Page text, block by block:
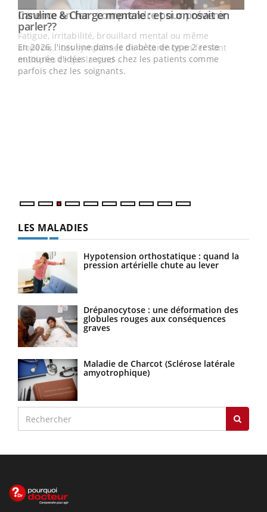
Youtube
Insuline & Charge mentale : et si on osait en
parler??Youtube
En 2026, l'insuline dans le diabète de type 2 reste
entourée d'idées reçues chez les patients comme
parfois chez les soignants.
LES MALADIES
Hypotension orthostatique : quand la
pression artérielle chute au lever
Drépanocytose : une déformation des
globules rouges aux conséquences
graves
Maladie de Charcot (Sclérose latérale
amyotrophique)